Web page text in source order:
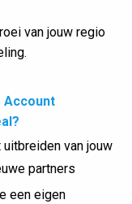
van jouw regio
Account
van jouw
partners
een eigen